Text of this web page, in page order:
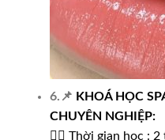
6.📌 KHOÁ HỌC
CHUYÊN NGHIỆP:
💁‍♀️ Thời gian học :